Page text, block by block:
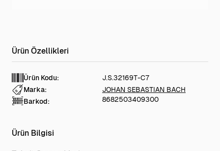
Ürün Kodu:
J.S.32169T-C7
Marka:
JOHAN SEBASTIAN BACH
Barkod:
8682503409300
Ürün Bilgisi